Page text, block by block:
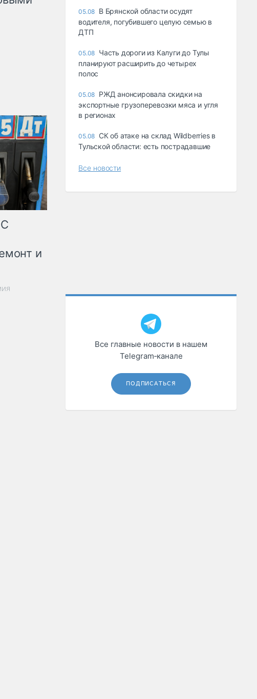
и
05.08 В Брянской области осудят
водителя, погубившего целую семью в
ДТП
05.08 Часть дороги из Калуги до Тулы
планируют расширить до четырех
полос
05.08 РЖД анонсировала скидки на
экспортные грузоперевозки мяса и угля
в регионах
05.08 СК об атаке на склад Wildberries в
Тульской области: есть пострадавшие
Все новости
Все главные новости в нашем
Telegram‑канале
ПОДПИСАТЬСЯ